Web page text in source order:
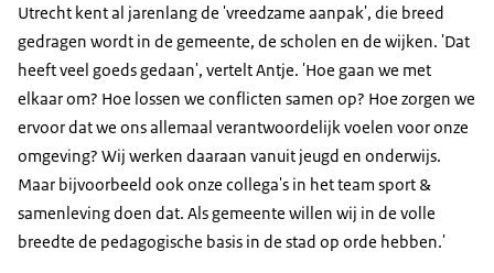
Utrecht kent al jarenlang de 'vreedzame aanpak', die breed
gedragen wordt in de gemeente, de scholen en de wijken. 'Dat
heeft veel goeds gedaan', vertelt Antje. 'Hoe gaan we met
elkaar om? Hoe lossen we conflicten samen op? Hoe zorgen we
ervoor dat we ons allemaal verantwoordelijk voelen voor onze
omgeving? Wij werken daaraan vanuit jeugd en onderwijs.
Maar bijvoorbeeld ook onze collega's in het team sport &
samenleving doen dat. Als gemeente willen wij in de volle
breedte de pedagogische basis in de stad op orde hebben.'